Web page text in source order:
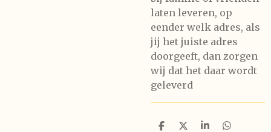
laten leveren, op
eender welk adres, als
jij het juiste adres
doorgeeft, dan zorgen
wij dat het daar wordt
geleverd
D
D
S
D